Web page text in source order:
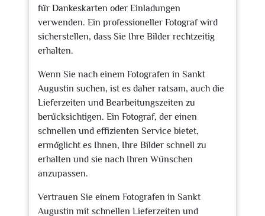
für Dankeskarten oder Einladungen
verwenden. Ein professioneller Fotograf wird
sicherstellen, dass Sie Ihre Bilder rechtzeitig
erhalten.
Wenn Sie nach einem Fotografen in Sankt
Augustin suchen, ist es daher ratsam, auch die
Lieferzeiten und Bearbeitungszeiten zu
berücksichtigen. Ein Fotograf, der einen
schnellen und effizienten Service bietet,
ermöglicht es Ihnen, Ihre Bilder schnell zu
erhalten und sie nach Ihren Wünschen
anzupassen.
Vertrauen Sie einem Fotografen in Sankt
Augustin mit schnellen Lieferzeiten und